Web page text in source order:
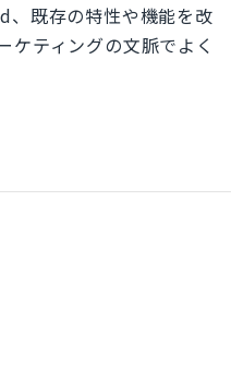
既存の特性や機能を改
ティングの文脈でよく